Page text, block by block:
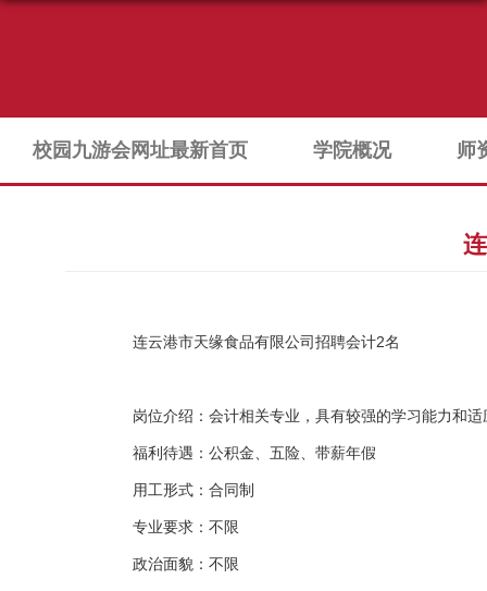
校园九游会网址最新首页 学院概况 师
连云港市天缘食品有限公司招聘会计2名
岗位介绍：会计相关专业，具有较强的学习能力和
福利待遇：公积金、五险、带薪年假
用工形式：合同制
专业要求：不限
政治面貌：不限